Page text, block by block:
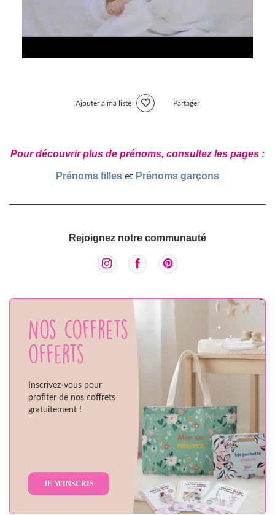
Ajouter à ma liste Partager
Pour découvrir plus de prénoms, consultez les pages :
Prénoms filles et Prénoms garçons
Rejoignez notre communauté
Nos coffrets
offerts
Inscrivez-vous pour
profiter de nos coffrets
gratuitement !
JE M'INSCRIS